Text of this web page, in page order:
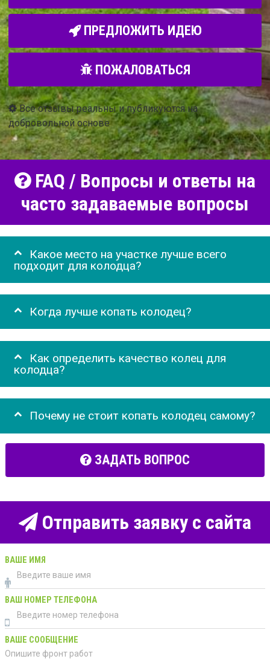
ПРЕДЛОЖИТЬ ИДЕЮ
ПОЖАЛОВАТЬСЯ
Все отзывы реальны и публикуются на
добровольной основе
FAQ / Вопросы и ответы на
часто задаваемые вопросы
Какое место на участке лучше всего
подходит для колодца?
Когда лучше копать колодец?
Как определить качество колец для
колодца?
Почему не стоит копать колодец самому?
ЗАДАТЬ ВОПРОС
Отправить заявку с сайта
ВАШЕ ИМЯ
ВАШ НОМЕР ТЕЛЕФОНА
ВАШЕ СООБЩЕНИЕ